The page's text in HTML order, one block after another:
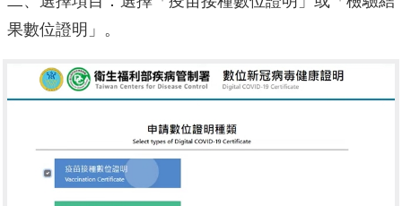
果數位證明」。